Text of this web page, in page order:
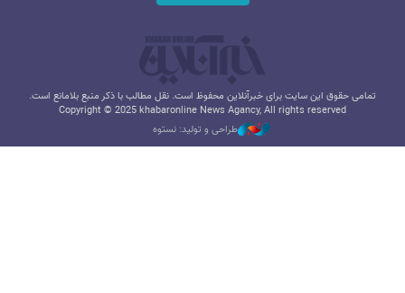
تمامی حقوق این سایت برای خبرآنلاین محفوظ است. نقل مطالب با ذکر منبع بلامانع است.
Copyright © 2025 khabaronline News Agancy, All rights reserved
طراحی و تولید: نستوه